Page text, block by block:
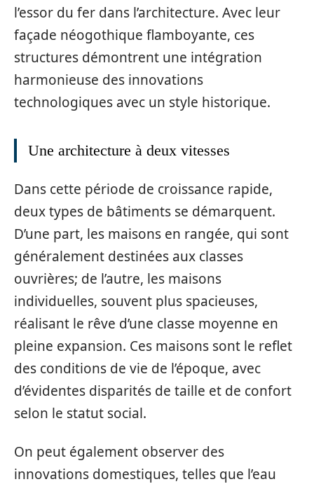
l’essor du fer dans l’architecture. Avec leur
façade néogothique flamboyante, ces
structures démontrent une intégration
harmonieuse des innovations
technologiques avec un style historique.
Une architecture à deux vitesses
Dans cette période de croissance rapide,
deux types de bâtiments se démarquent.
D’une part, les maisons en rangée, qui sont
généralement destinées aux classes
ouvrières; de l’autre, les maisons
individuelles, souvent plus spacieuses,
réalisant le rêve d’une classe moyenne en
pleine expansion. Ces maisons sont le reflet
des conditions de vie de l’époque, avec
d’évidentes disparités de taille et de confort
selon le statut social.
On peut également observer des
innovations domestiques, telles que l’eau